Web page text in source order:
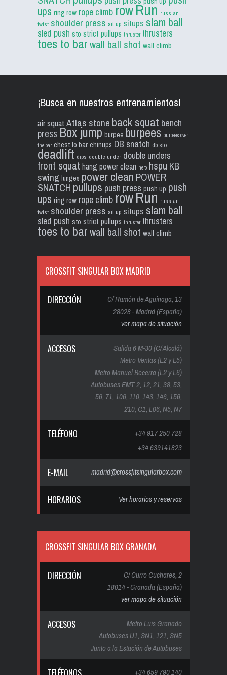
ups ring row rope climb rowRun russian
twist shoulder press sit up situps slam ball
sled push sto strict pullups thruster thrusters
toes to barwall ball shot wall climb
¡Busca en nuestros entrenamientos!
air squat Atlas stone back squat bench
press Box jump burpee burpees burpees over
the bar chest to bar chinups DB snatch db sto
deadlift dips double under double unders
front squat hang power clean hero hspu KB
swing lunges power clean POWER
SNATCH pullups push press push up push
ups ring row rope climb rowRun russian
twist shoulder press sit up situps slam ball
sled push sto strict pullups thruster thrusters
toes to barwall ball shot wall climb
CROSSFIT SINGULAR BOX MADRID
DIRECCIÓN
C/ Ramón de Aguinaga, 13
28028 - Madrid (España)
ver mapa de situación
ACCESOS
Salida 6 M-30 (C/ Alcalá)
Metro Ventas (L2 y L5)
Metro Manuel Becerra (L2 y L6)
Autobuses EMT 2, 12, 21, 38, 53,
56, 71, 106, 110, 143, 146, 156,
210, C1, L06, N5, N7
TELÉFONO
+34 917 250 728
+34 639141823
E-MAIL madrid@crossfitsingularbox.com
HORARIOS Ver horarios y reservas
CROSSFIT SINGULAR BOX GRANADA
DIRECCIÓN
C/ Curro Cuchares, 2
18014 - Granada (España)
ver mapa de situación
ACCESOS
Metro Luis Granado
Autobuses U1, SN1, 121, SN5
Junto a la Estación de Autobuses
+34 659 790 140